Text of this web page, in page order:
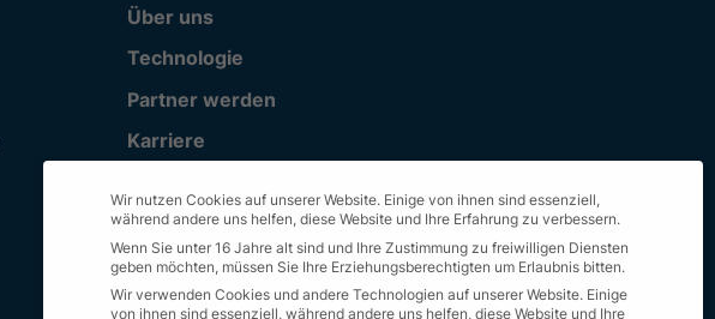
Über uns
Technologie
Partner werden
Karriere
Wir nutzen Cookies auf unserer Website. Einige von ihnen sind essenziell,
während andere uns helfen, diese Website und Ihre Erfahrung zu verbessern.
Wenn Sie unter 16 Jahre alt sind und Ihre Zustimmung zu freiwilligen Diensten
geben möchten, müssen Sie Ihre Erziehungsberechtigten um Erlaubnis bitten.
Wir verwenden Cookies und andere Technologien auf unserer Website. Einige
von ihnen sind essenziell, während andere uns helfen, diese Website und Ihre